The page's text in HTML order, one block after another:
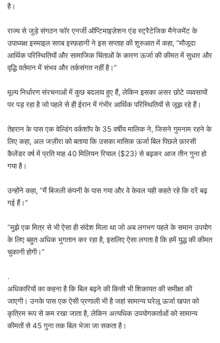
है।
राज्य से जुड़े संगठन फॉर एनर्जी ऑप्टिमाइज़ेशन एंड स्ट्रैटेजिक मैनेजमेंट के
उपाध्यक्ष इस्माइल सग़ब इस्फ़हानी ने इस सप्ताह की शुरुआत में कहा, “मौजूदा
आर्थिक परिस्थितियों और सामाजिक चिंताओं के कारण ऊर्जा की कीमत में सुधार और
वृद्धि वर्तमान में संभव और तर्कसंगत नहीं है।”
मूल्य निर्धारण संरचनाओं में कुछ बदलाव हुए हैं, लेकिन इसका असर छोटे व्यवसायों
पर पड़ रहा है जो पहले से ही ईरान में गंभीर आर्थिक परिस्थितियों से जूझ रहे हैं।
तेहरान के पास एक वेल्डिंग वर्कशॉप के 35 वर्षीय मालिक ने, जिसने गुमनाम रहने के
लिए कहा, अल जज़ीरा को बताया कि उसका मासिक ऊर्जा बिल पिछले फ़ारसी
कैलेंडर वर्ष में प्रति माह 40 मिलियन रियाल ($23) से बढ़कर आज तीन गुना हो
गया है।
उन्होंने कहा, “मैं बिजली कंपनी के पास गया और वे केवल यही कहते रहे कि दरें बढ़
गई हैं।”
“मुझे एक मित्र से भी ऐसा ही संदेश मिला था जो अब लगभग पहले के समान उपयोग
के लिए बहुत अधिक भुगतान कर रहा है, इसलिए ऐसा लगता है कि हमें युद्ध की कीमत
चुकानी होगी।”
.
अधिकारियों का कहना है कि बिल बढ़ने की किसी भी शिकायत की समीक्षा की
जाएगी। उनके पास एक ऐसी प्रणाली भी है जहां सामान्य घरेलू ऊर्जा खपत को
कृत्रिम रूप से कम रखा जाता है, लेकिन अत्यधिक उपयोगकर्ताओं को सामान्य
कीमतों से 45 गुना तक बिल भेजा जा सकता है।